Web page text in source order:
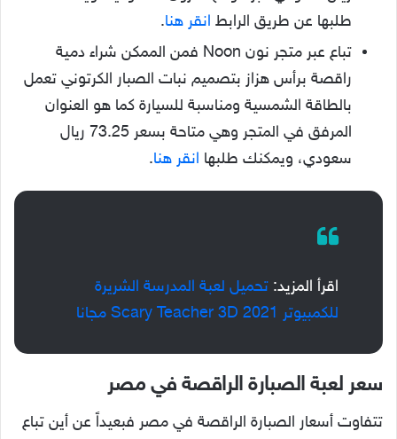
طلبها عن طريق الرابط انقر هنا.
تباع عبر متجر نون Noon فمن الممكن شراء دمية
راقصة برأس هزاز بتصميم نبات الصبار الكرتوني تعمل
بالطاقة الشمسية ومناسبة للسيارة كما هو العنوان
المرفق في المتجر وهي متاحة بسعر 73.25 ريال
سعودي، ويمكنك طلبها انقر هنا.
اقرأ المزيد: تحميل لعبة المدرسة الشريرة
للكمبيوتر Scary Teacher 3D 2021 مجانا
سعر لعبة الصبارة الراقصة في مصر
تتفاوت أسعار الصبارة الراقصة في مصر فبعيداً عن أين تباع